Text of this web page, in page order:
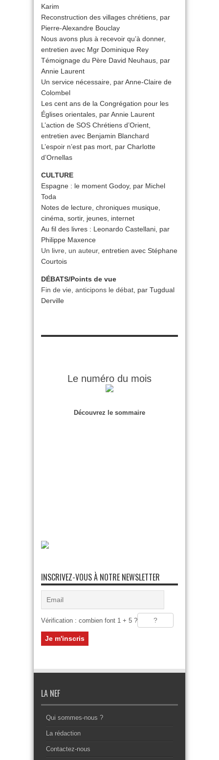
Karim
Reconstruction des villages chrétiens, par
Pierre-Alexandre Bouclay
Nous avons plus à recevoir qu’à donner,
entretien avec Mgr Dominique Rey
Témoignage du Père David Neuhaus, par
Annie Laurent
Un service nécessaire, par Anne-Claire de
Colombel
Les cent ans de la Congrégation pour les
Églises orientales, par Annie Laurent
L’action de SOS Chrétiens d’Orient,
entretien avec Benjamin Blanchard
L’espoir n’est pas mort, par Charlotte
d’Ornellas
CULTURE
Espagne : le moment Godoy, par Michel
Toda
Notes de lecture, chroniques musique,
cinéma, sortir, jeunes, internet
Au fil des livres : Leonardo Castellani, par
Philippe Maxence
Un livre, un auteur, entretien avec Stéphane
Courtois
DÉBATS/Points de vue
Fin de vie, anticipons le débat , par Tugdual
Derville
Le numéro du mois
Découvrez le sommaire
INSCRIVEZ-VOUS À NOTRE NEWSLETTER
Vérification : combien font 1 + 5 ?
LA NEF
Qui sommes-nous ?
La rédaction
Contactez-nous